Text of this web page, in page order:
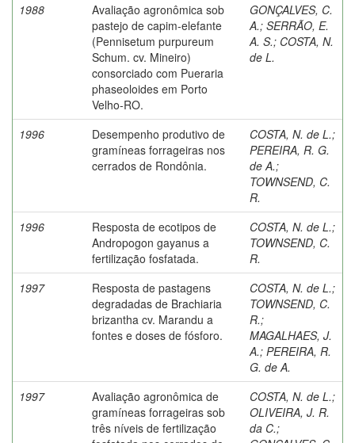
1988
Avaliação agronômica sob
pastejo de capim-elefante
(Pennisetum purpureum
Schum. cv. Mineiro)
consorciado com Pueraria
phaseoloides em Porto
Velho-RO.
GONÇALVES, C.
A.; SERRÃO, E.
A. S.; COSTA, N.
de L.
1996
Desempenho produtivo de
gramíneas forrageiras nos
cerrados de Rondônia.
COSTA, N. de L.;
PEREIRA, R. G.
de A.;
TOWNSEND, C.
R.
1996
Resposta de ecotipos de
Andropogon gayanus a
fertilização fosfatada.
COSTA, N. de L.;
TOWNSEND, C.
R.
1997
Resposta de pastagens
degradadas de Brachiaria
brizantha cv. Marandu a
fontes e doses de fósforo.
COSTA, N. de L.;
TOWNSEND, C.
R.;
MAGALHAES, J.
A.; PEREIRA, R.
G. de A.
1997
Avaliação agronômica de
gramíneas forrageiras sob
três níveis de fertilização
COSTA, N. de L.;
OLIVEIRA, J. R.
da C.;